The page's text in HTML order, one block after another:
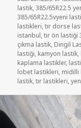
lastik,385/65R22.5
385/65R22.5vyeni
lastikleri,tır dorse
istanbul,tır ön lastiği
çıkma lastik, Dingil
lastiği, kamyon lastik,
kaplama lastikler,
lobet lastikleri, midilli
lastik,tır lastikleri,